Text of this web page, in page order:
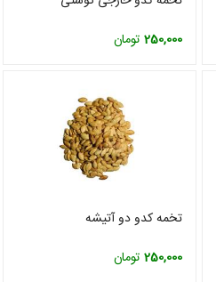
250,000 تومان
تخمه کدو دو آتیشه
250,000 تومان